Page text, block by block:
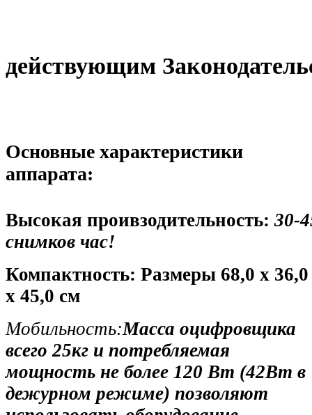
действующим
Основные характеристики
аппарата:
Высокая проивзодительность:30-
снимков час!
Компактность: Размеры 68,0 x 36,0
x 45,0 см
Мобильность:Масса оцифровщика
всего 25кг и потребляемая
мощность не более 120 Вт (42Вт в
дежурном режиме) позволяют